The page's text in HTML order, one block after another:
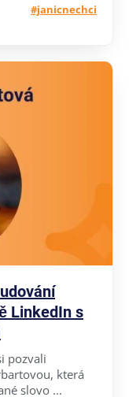
#janicnechci
LinkedIn s
pozvali
která
slovo ...